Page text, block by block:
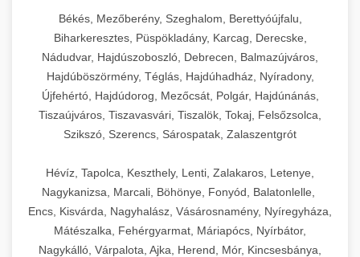
Békés, Mezőberény, Szeghalom, Berettyóújfalu,
Biharkeresztes, Püspökladány, Karcag, Derecske,
Nádudvar, Hajdúszoboszló, Debrecen, Balmazújváros,
Hajdúböszörmény, Téglás, Hajdúhadház, Nyíradony,
Újfehértó, Hajdúdorog, Mezőcsát, Polgár, Hajdúnánás,
Tiszaújváros, Tiszavasvári, Tiszalök, Tokaj, Felsőzsolca,
Szikszó, Szerencs, Sárospatak, Zalaszentgrót
Hévíz, Tapolca, Keszthely, Lenti, Zalakaros, Letenye,
Nagykanizsa, Marcali, Böhönye, Fonyód, Balatonlelle,
Encs, Kisvárda, Nagyhalász, Vásárosnamény, Nyíregyháza,
Mátészalka, Fehérgyarmat, Máriapócs, Nyírbátor,
Nagykálló, Várpalota, Ajka, Herend, Mór, Kincsesbánya,